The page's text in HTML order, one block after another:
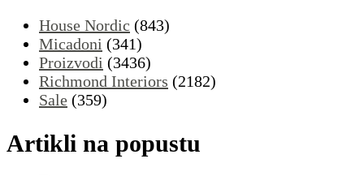
House Nordic (843)
Micadoni (341)
Proizvodi (3436)
Richmond Interiors (2182)
Sale (359)
Artikli na popustu